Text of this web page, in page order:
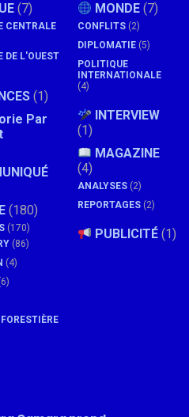
(7)
CENTRALE
DE L'OUEST
(1)
Par
(180)
(170)
(86)
(4)
MONDE (7)
CONFLITS (2)
DIPLOMATIE (5)
POLITIQUE
INTERNATIONALE
(4)
INTERVIEW
(1)
MAGAZINE
(4)
ANALYSES (2)
REPORTAGES (2)
PUBLICITÉ (1)